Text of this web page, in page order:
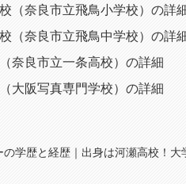
（奈良市立飛鳥小学校）の詳
（奈良市立飛鳥中学校）の詳
奈良市立一条高校）の詳細
大阪写真専門学校）の詳細
の学歴と経歴｜出身は河瀬高校！